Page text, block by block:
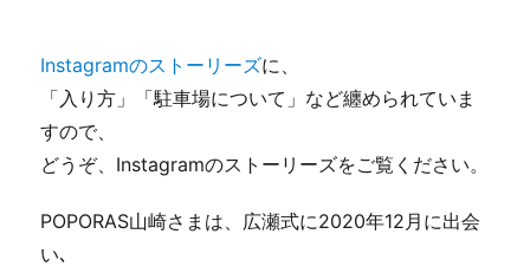
Instagramのストーリーズに、
「入り方」「駐車場について」など纏められていま
すので、
どうぞ、Instagramのストーリーズをご覧ください。
POPORAS山崎さまは、広瀬式に2020年12月に出会
い､